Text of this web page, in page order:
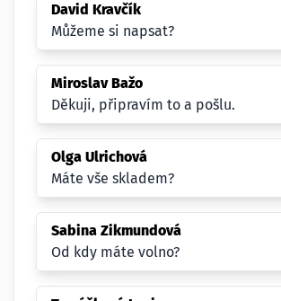
David Kravčík
Můžeme si napsat?
Miroslav Bažo
Děkuji, připravím to a pošlu.
Olga Ulrichová
Máte vše skladem?
Sabina Zikmundová
Od kdy máte volno?